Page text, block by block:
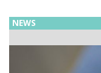
NEWS